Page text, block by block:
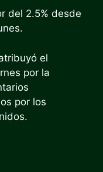
del 2.5% desde
el
por la
por los